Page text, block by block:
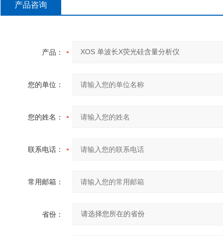
产品咨询
产品：
您的单位：
您的姓名：
联系电话：
常用邮箱：
省份：